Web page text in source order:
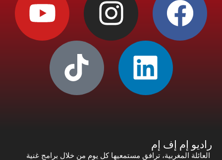
راديو إم إف إم
العائلة المغربية، ترافق مستمعيها كل يوم من خلال برامج غنية